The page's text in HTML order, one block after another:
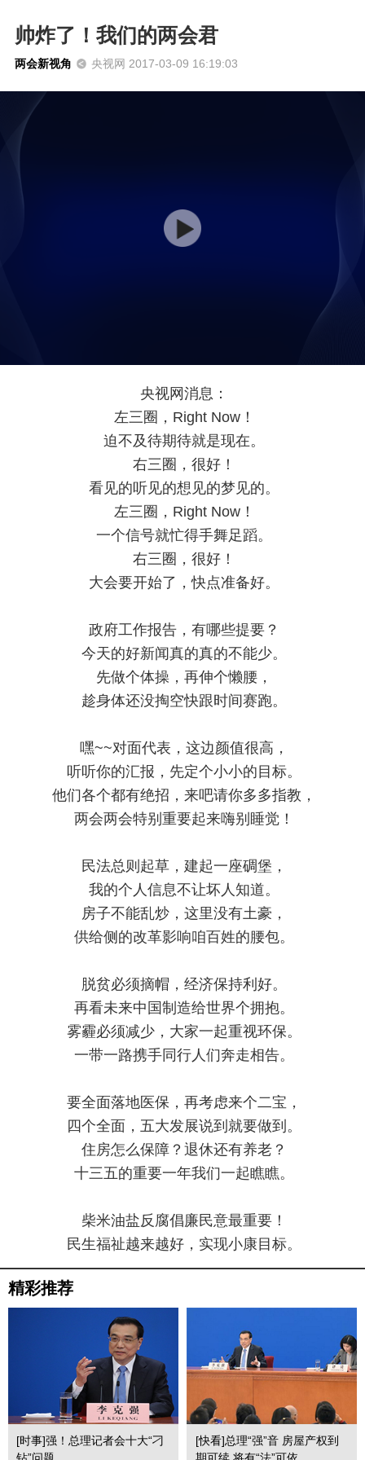
帅炸了！我们的两会君
两会新视角 央视网 2017-03-09 16:19:03
央视网消息：
左三圈，Right Now！
迫不及待期待就是现在。
右三圈，很好！
看见的听见的想见的梦见的。
左三圈，Right Now！
一个信号就忙得手舞足蹈。
右三圈，很好！
大会要开始了，快点准备好。
政府工作报告，有哪些提要？
今天的好新闻真的真的不能少。
先做个体操，再伸个懒腰，
趁身体还没掏空快跟时间赛跑。
嘿~~对面代表，这边颜值很高，
听听你的汇报，先定个小小的目标。
他们各个都有绝招，来吧请你多多指教，
两会两会特别重要起来嗨别睡觉！
民法总则起草，建起一座碉堡，
我的个人信息不让坏人知道。
房子不能乱炒，这里没有土豪，
供给侧的改革影响咱百姓的腰包。
脱贫必须摘帽，经济保持利好。
再看未来中国制造给世界个拥抱。
雾霾必须减少，大家一起重视环保。
一带一路携手同行人们奔走相告。
要全面落地医保，再考虑来个二宝，
四个全面，五大发展说到就要做到。
住房怎么保障？退休还有养老？
十三五的重要一年我们一起瞧瞧。
柴米油盐反腐倡廉民意最重要！
民生福祉越来越好，实现小康目标。
精彩推荐
[时事]强！总理记者会十大“刁
[快看]总理“强”音 房屋产权到